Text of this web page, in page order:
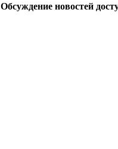
Обсуждение новостей